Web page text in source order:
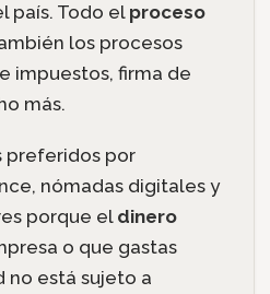
país. Todo el proceso
los procesos
impuestos, firma de
más.
preferidos por
nómadas digitales y
porque el dinero
o que gastas
no está sujeto a